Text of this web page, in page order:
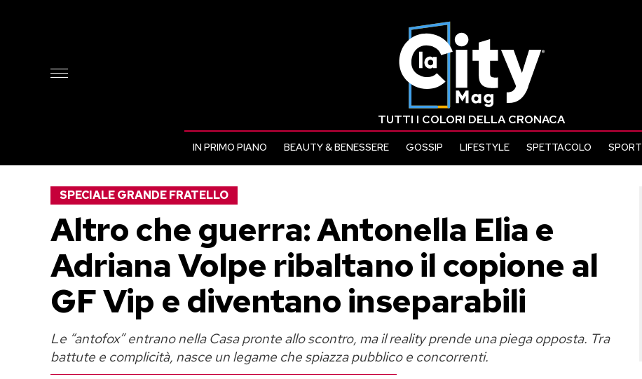
TUTTI I COLORI DELLA CRONACA
IN PRIMO PIANO BEAUTY & BENESSERE GOSSIP LIFESTYLE SPETTACOLO SPORT
SPECIALE GRANDE FRATELLO
Altro che guerra: Antonella Elia e
Adriana Volpe ribaltano il copione al
GF Vip e diventano inseparabili
Le “antofox” entrano nella Casa pronte allo scontro, ma il reality prende una piega opposta. Tra
battute e complicità, nasce un legame che spiazza pubblico e concorrenti.